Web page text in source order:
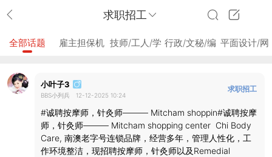
求职招工
全部话题 雇主担保机 技师/工人/学 行政/文秘/编 平面设计/网
求职招工
小叶子3
BBS小列兵 12-12-2025 10:24
#诚聘按摩师，针灸师——— Mitcham shoppin#诚聘按摩
师，针灸师——— Mitcham shopping center Chi Body
Care, 南澳老字号连锁品牌，经营多年，管理人性化，工
作环境整洁，现招聘按摩师，针灸师以及Remedial